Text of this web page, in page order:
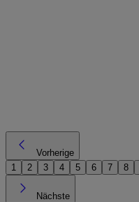
Vorherige
1
2 3 4 5 6 7 8
Nächste